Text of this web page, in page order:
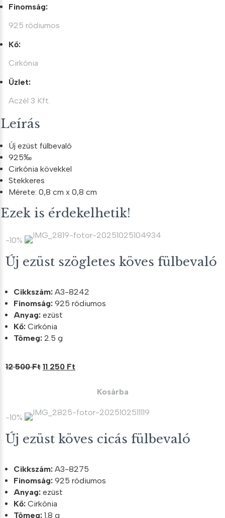
Finomság:
925 ródiumos
Kő:
Cirkónia
Üzlet:
Aczél 3 Kft.
Leírás
Új ezüst fülbevaló
925‰
Cirkónia kövekkel
Stekkeres
Mérete: 0,8 cm x 0,8 cm
Ezek is érdekelhetik!
-10%
Új ezüst szögletes köves fülbevaló
Cikkszám: A3-8242
Finomság: 925 ródiumos
Anyag: ezüst
Kő: Cirkónia
Tömeg: 2.5 g
12 500Ft Original
500 Ft.
11 250 Ft
250 Ft.
Kosárba
-10%
Új ezüst köves cicás fülbevaló
Cikkszám: A3-8275
Finomság: 925 ródiumos
Anyag: ezüst
Kő: Cirkónia
Tömeg: 1.8 g